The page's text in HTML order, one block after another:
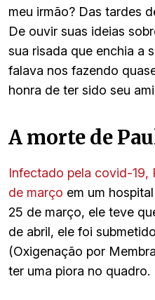
meu irmão? Das tardes
De ouvir suas ideias
sua risada que enchia a
falava nos fazendo
honra de ter sido seu
A morte de
Infectado pela covid-19,
de março em um
25 de março, ele teve
de abril, ele foi
(Oxigenação por
ter uma piora no quadro.